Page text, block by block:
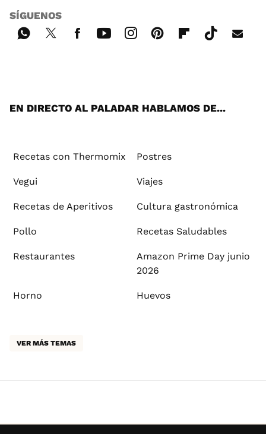
SÍGUENOS
EN DIRECTO AL PALADAR HABLAMOS DE...
Recetas con Thermomix Postres
Vegui Viajes
Recetas de Aperitivos Cultura gastronómica
Pollo Recetas Saludables
Restaurantes
Amazon Prime Day junio
2026
Horno Huevos
VER MÁS TEMAS